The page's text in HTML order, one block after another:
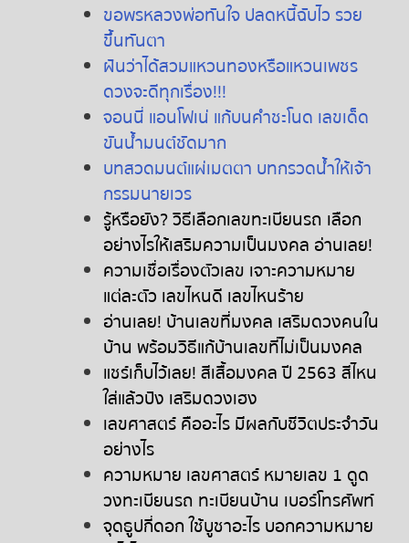
ขอพรหลวงพ่อทันใจ ปลดหนี้ฉับไว รวย
ขึ้นทันตา
ฝันว่าได้สวมแหวนทองหรือแหวนเพชร
ดวงจะดีทุกเรื่อง!!!
จอนนี่ แอนโฟเน่ แก้บนคำชะโนด เลขเด็ด
ขันน้ำมนต์ชัดมาก
บทสวดมนต์แผ่เมตตา บทกรวดน้ำให้เจ้า
กรรมนายเวร
รู้หรือยัง?วิธีเลือกเลขทะเบียนรถ เลือก
อย่างไรให้เสริมความเป็นมงคล อ่านเลย!
ความเชื่อเรื่องตัวเลข เจาะความหมาย
แต่ละตัว เลขไหนดี เลขไหนร้าย
อ่านเลย! บ้านเลขที่มงคล เสริมดวงคนใน
บ้าน พร้อมวิธีแก้บ้านเลขที่ไม่เป็นมงคล
แชร์เก็บไว้เลย! สีเสื้อมงคลปี 2563 สีไหน
ใส่แล้วปัง เสริมดวงเฮง
เลขศาสตร์ คืออะไร มีผลกับชีวิตประจำวัน
อย่างไร
ความหมาย เลขศาสตร์ หมายเลข 1 ดูด
วงทะเบียนรถ ทะเบียนบ้าน เบอร์โทรศัพท์
จุดธูปกี่ดอกใช้บูชาอะไร บอกความหมาย